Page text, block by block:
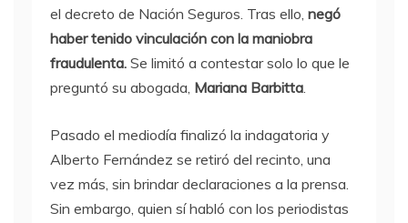
el decreto de Nación Seguros. Tras ello, negó
haber tenido vinculación con la maniobra
fraudulenta. Se limitó a contestar solo lo que le
preguntó su abogada, Mariana Barbitta.
Pasado el mediodía finalizó la indagatoria y
Alberto Fernández se retiró del recinto, una
vez más, sin brindar declaraciones a la prensa.
Sin embargo, quien sí habló con los periodistas